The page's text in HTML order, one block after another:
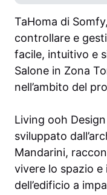
TaHoma di
controllare e
facile, intuitivo e
Salone in Zona
nell’ambito del
Living ooh
sviluppato
Mandarini,
vivere lo spazio e
dell’edificio a